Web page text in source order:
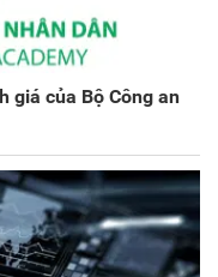
giá của Bộ Công an